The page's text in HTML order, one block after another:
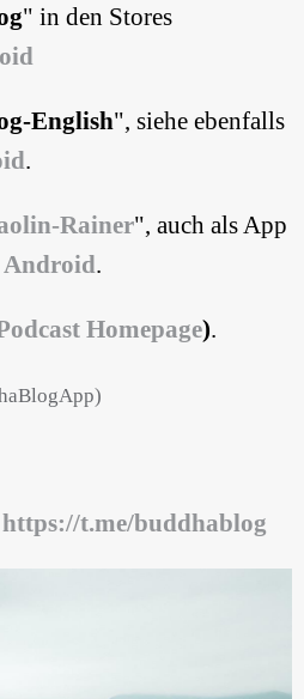
" in den Stores
English", siehe ebenfalls
.
Rainer", auch als App
Android.
Homepage).
https://t.me/buddhablog